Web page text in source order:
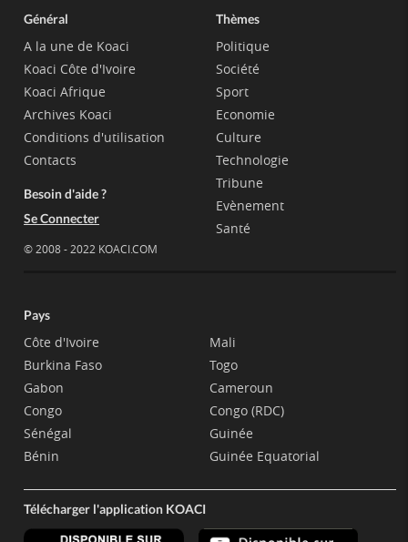
Général
A la une de Koaci
Koaci Côte d'Ivoire
Koaci Afrique
Archives Koaci
Conditions d'utilisation
Contacts
Besoin d'aide ?
Se Connecter
© 2008 - 2022 KOACI.COM
Thèmes
Politique
Société
Sport
Economie
Culture
Technologie
Tribune
Evènement
Santé
Pays
Côte d'Ivoire
Burkina Faso
Gabon
Congo
Sénégal
Bénin
Mali
Togo
Cameroun
Congo (RDC)
Guinée
Guinée Equatorial
Télécharger l'application KOACI